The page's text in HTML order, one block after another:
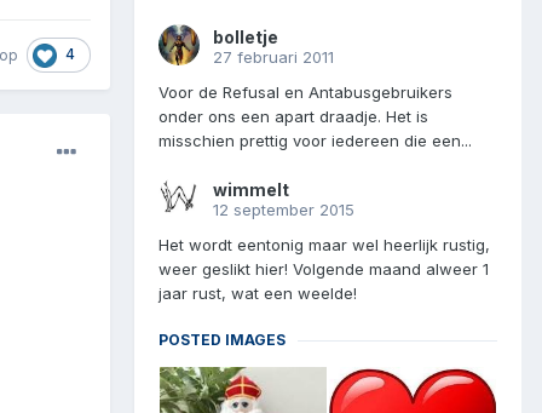
4
bolletje
27 februari 2011
Voor de Refusal en Antabusgebruikers
onder ons een apart draadje. Het is
misschien prettig voor iedereen die een...
wimmelt
12 september 2015
Het wordt eentonig maar wel heerlijk rustig,
weer geslikt hier! Volgende maand alweer 1
jaar rust, wat een weelde!
POSTED IMAGES